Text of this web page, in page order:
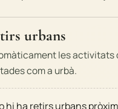
urbans
les activitats
com a urbà.
hi ha retirs urbans